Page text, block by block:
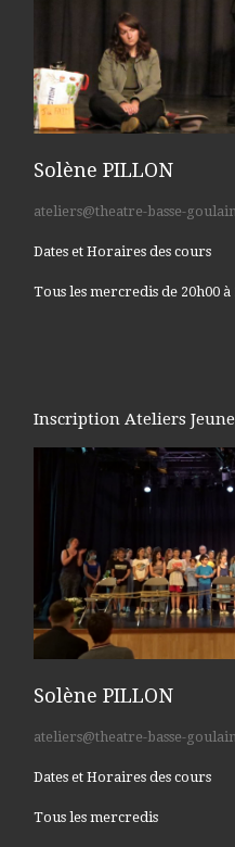
Solène PILLON
ateliers@theatre-basse-
Dates et Horaires des cours
Tous les mercredis de 20h00 à
Inscription Ateliers
Solène PILLON
ateliers@theatre-basse-
Dates et Horaires des cours
Tous les mercredis